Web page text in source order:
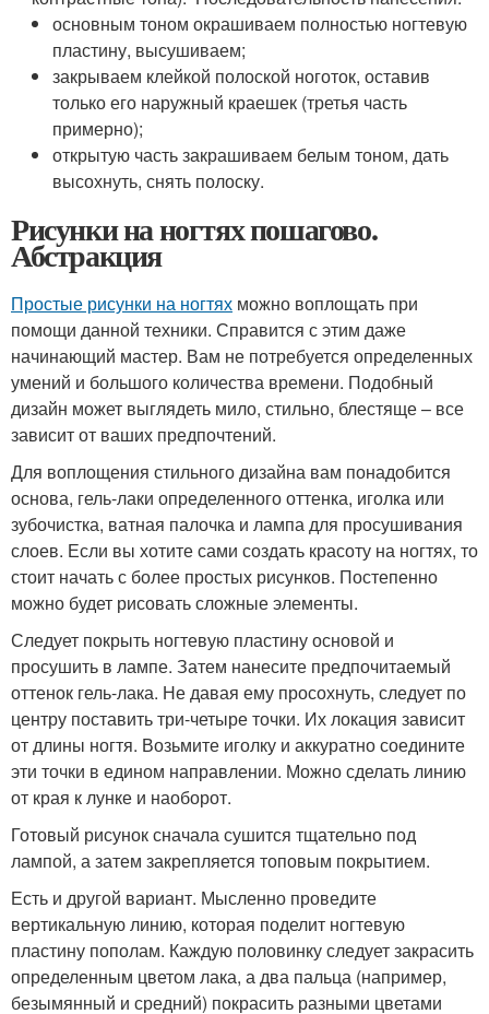
основным тоном окрашиваем полностью ногтевую
пластину, высушиваем;
закрываем клейкой полоской ноготок, оставив
только его наружный краешек (третья часть
примерно);
открытую часть закрашиваем белым тоном, дать
высохнуть, снять полоску.
Рисунки на ногтях пошагово.
Абстракция
Простые рисунки на ногтях можно воплощать при
помощи данной техники. Справится с этим даже
начинающий мастер. Вам не потребуется определенных
умений и большого количества времени. Подобный
дизайн может выглядеть мило, стильно, блестяще – все
зависит от ваших предпочтений.
Для воплощения стильного дизайна вам понадобится
основа, гель-лаки определенного оттенка, иголка или
зубочистка, ватная палочка и лампа для просушивания
слоев. Если вы хотите сами создать красоту на ногтях, то
стоит начать с более простых рисунков. Постепенно
можно будет рисовать сложные элементы.
Следует покрыть ногтевую пластину основой и
просушить в лампе. Затем нанесите предпочитаемый
оттенок гель-лака. Не давая ему просохнуть, следует по
центру поставить три-четыре точки. Их локация зависит
от длины ногтя. Возьмите иголку и аккуратно соедините
эти точки в едином направлении. Можно сделать линию
от края к лунке и наоборот.
Готовый рисунок сначала сушится тщательно под
лампой, а затем закрепляется топовым покрытием.
Есть и другой вариант. Мысленно проведите
вертикальную линию, которая поделит ногтевую
пластину пополам. Каждую половинку следует закрасить
определенным цветом лака, а два пальца (например,
безымянный и средний) покрасить разными цветами